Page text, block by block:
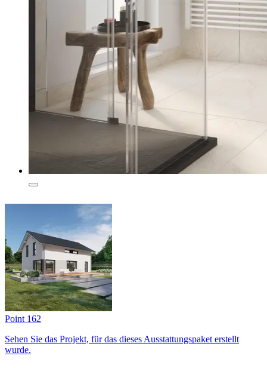
Point 162
Sehen Sie das Projekt, für das dieses Ausstattungs­paket erstellt
wurde.